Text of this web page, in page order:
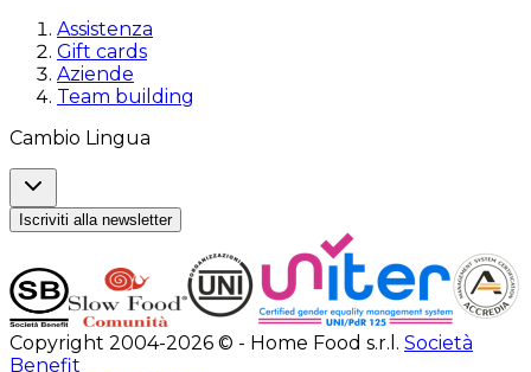
Assistenza
Gift cards
Aziende
Team building
Cambio Lingua
Iscriviti alla newsletter
Copyright 2004-2026 © - Home Food s.r.l. Società
Benefit